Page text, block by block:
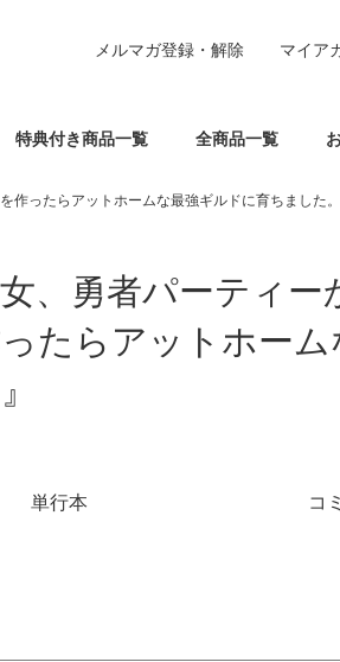
特典付き商品一覧 全商品一覧
メルマガ登録・解除 マイア
作ったらアットホームな最強ギルドに育ちました。
女、勇者パーティ
たらアットホー
単行本
コ